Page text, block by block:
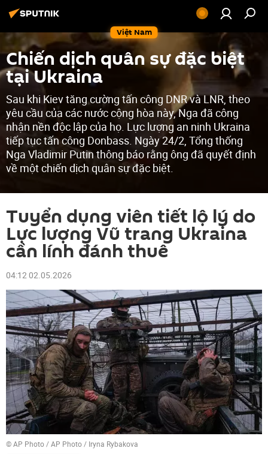
Việt Nam
Chiến dịch quân sự đặc biệt
tại Ukraina
Sau khi Kiev tăng cường tấn công DNR và LNR, theo
yêu cầu của các nước cộng hòa này, Nga đã công
nhận nền độc lập của họ. Lực lượng an ninh Ukraina
tiếp tục tấn công Donbass. Ngày 24/2, Tổng thống
Nga Vladimir Putin thông báo rằng ông đã quyết định
về một chiến dịch quân sự đặc biệt.
Tuyển dụng viên tiết lộ lý do
Lực lượng Vũ trang Ukraina
cần lính đánh thuê
04:12 02.05.2026
© AP Photo / AP Photo / Iryna Rybakova